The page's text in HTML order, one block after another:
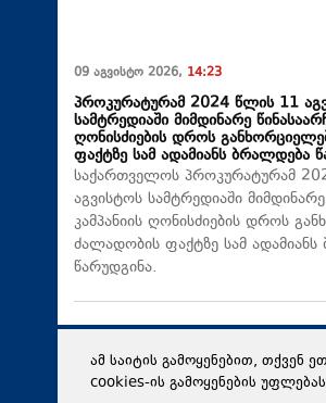
09 აგვისტო 2026, 14:23
პროკურატურამ 2024 წლის 11
სამტრედიაში მიმდინარე
ღონისძიების დროს
ფაქტზე სამ ადამიანს ბრალდება
საქართველოს პროკურატურამ
აგვისტოს სამტრედიაში
კამპანიის ღონისძიების დროს
ძალადობის ფაქტზე სამ
წარუდგინა.
ამ საიტის გამოყენებით, თქვენ
cookies-ის გამოყენების